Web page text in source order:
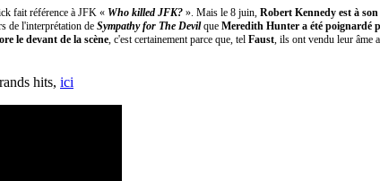
fait référence à JFK « Who killed JFK? ». Mais le 8 juin, Robert Kennedy est à
de l'interprétation de Sympathy for The Devilque Meredith Hunter a été poignardé
le devant de la scène, c'est certainement parce que, tel Faust, ils ont vendu leur âme
hits, ici